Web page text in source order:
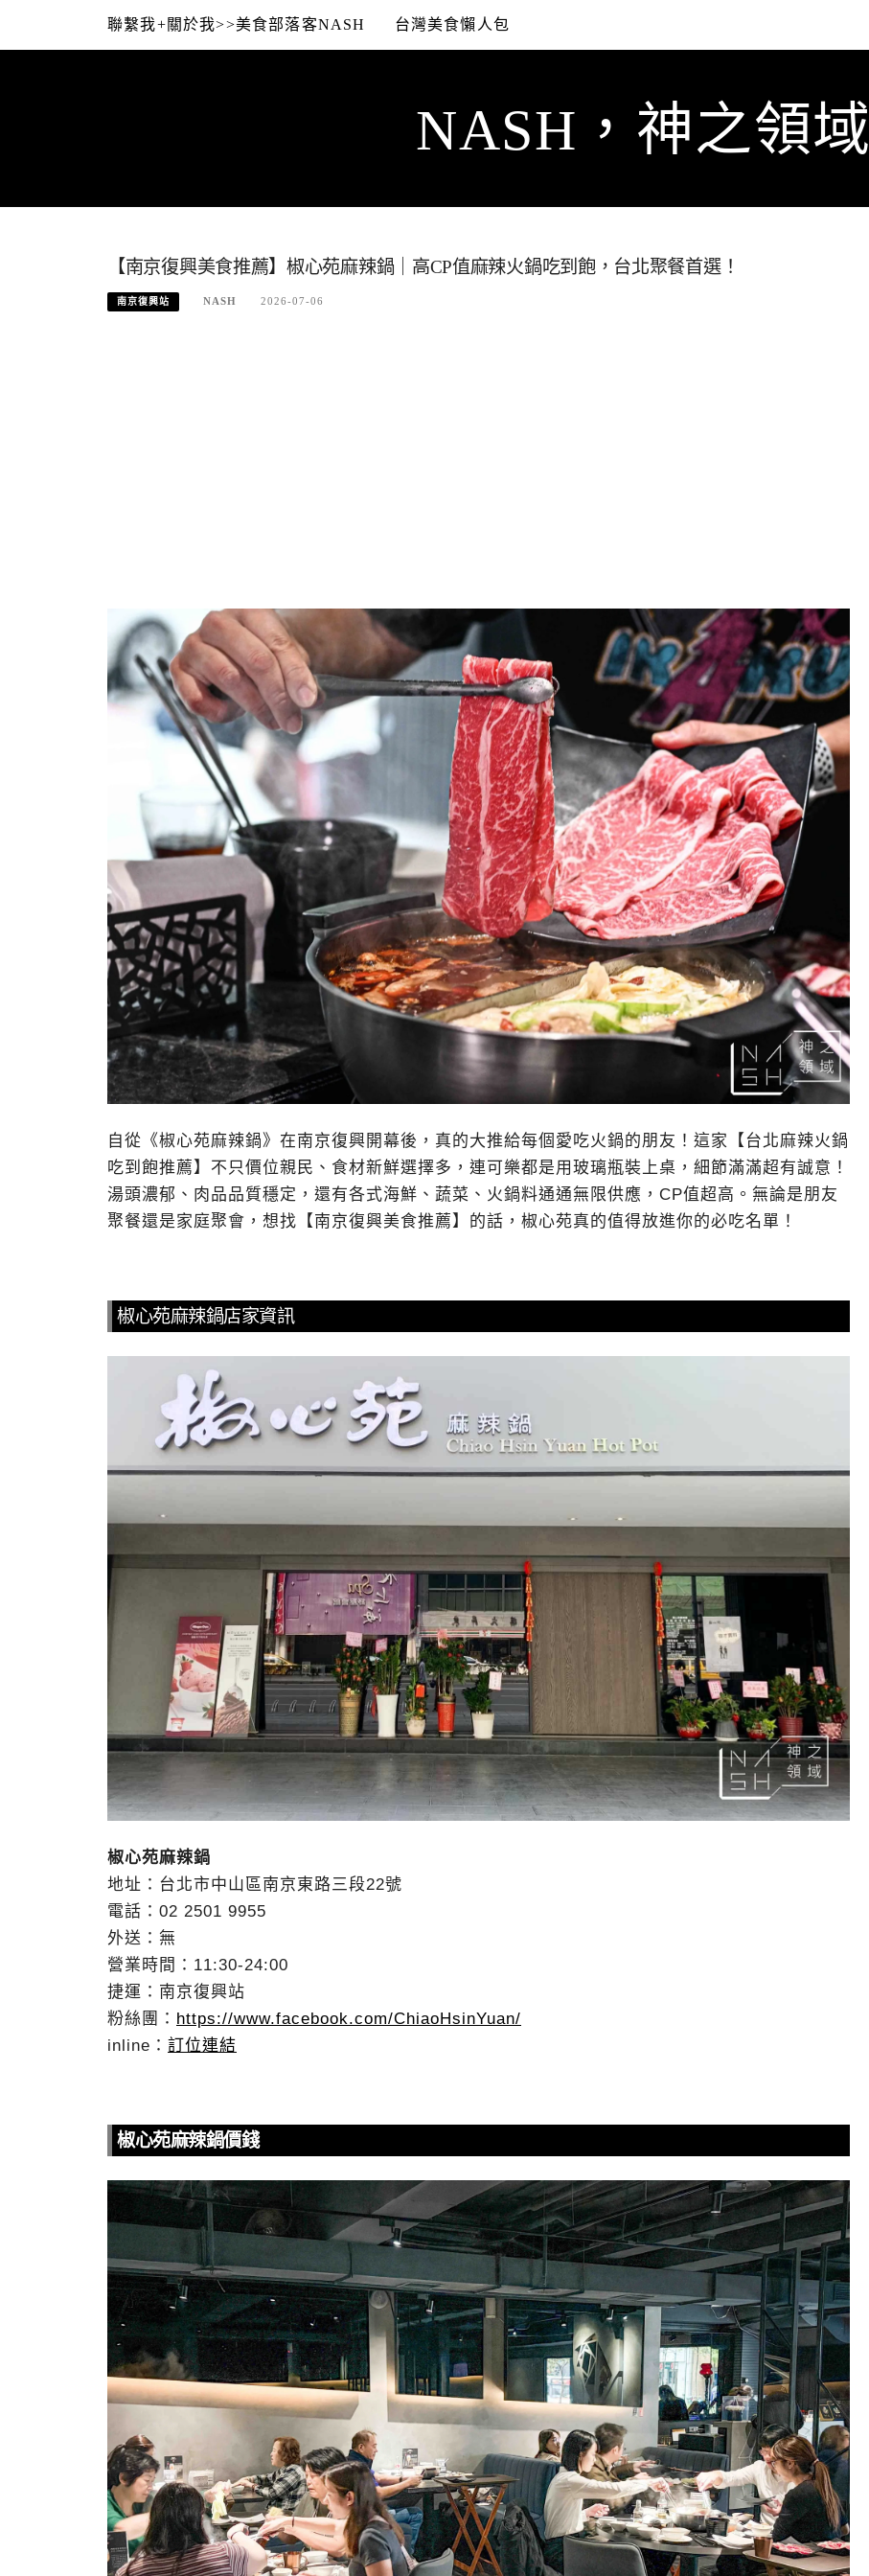
content
聯繫我+關於我>>美食部落客NASH 台灣美食懶人包
NASH，神之領域
【南京復興美食推薦】椒心苑麻辣鍋｜高CP值麻辣火鍋吃到飽，台北聚餐首選！
南京復興站 NASH 2026-07-06
自從《椒心苑麻辣鍋》在南京復興開幕後，真的大推給每個愛吃火鍋的朋友！這家【台北麻辣火鍋
吃到飽推薦】不只價位親民、食材新鮮選擇多，連可樂都是用玻璃瓶裝上桌，細節滿滿超有誠意！
湯頭濃郁、肉品品質穩定，還有各式海鮮、蔬菜、火鍋料通通無限供應，CP值超高。無論是朋友
聚餐還是家庭聚會，想找【南京復興美食推薦】的話，椒心苑真的值得放進你的必吃名單！
椒心苑麻辣鍋店家資訊
椒心苑麻辣鍋
地址：台北市中山區南京東路三段22號
電話：02 2501 9955
外送：無
營業時間：11:30-24:00
捷運：南京復興站
粉絲團： https://www.facebook.com/ChiaoHsinYuan/
inline： 訂位連結
椒心苑麻辣鍋價錢